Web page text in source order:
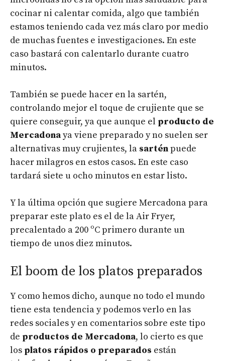
cocinar ni calentar comida, algo que también
estamos teniendo cada vez más claro por medio
de muchas fuentes e investigaciones. En este
caso bastará con calentarlo durante cuatro
minutos.
También se puede hacer en la sartén,
controlando mejor el toque de crujiente que se
quiere conseguir, ya que aunque el producto de
Mercadonaya viene preparado y no suelen ser
alternativas muy crujientes, la sarténpuede
hacer milagros en estos casos. En este caso
tardará siete u ocho minutos en estar listo.
Y la última opción que sugiere Mercadona para
preparar este plato es el de la Air Fryer,
precalentado a 200 ºC primero durante un
tiempo de unos diez minutos.
El boom de los platos preparados
Y como hemos dicho, aunque no todo el mundo
tiene esta tendencia y podemos verlo en las
redes sociales y en comentarios sobre este tipo
de productos de Mercadona, lo cierto es que
los platos rápidos o preparados están